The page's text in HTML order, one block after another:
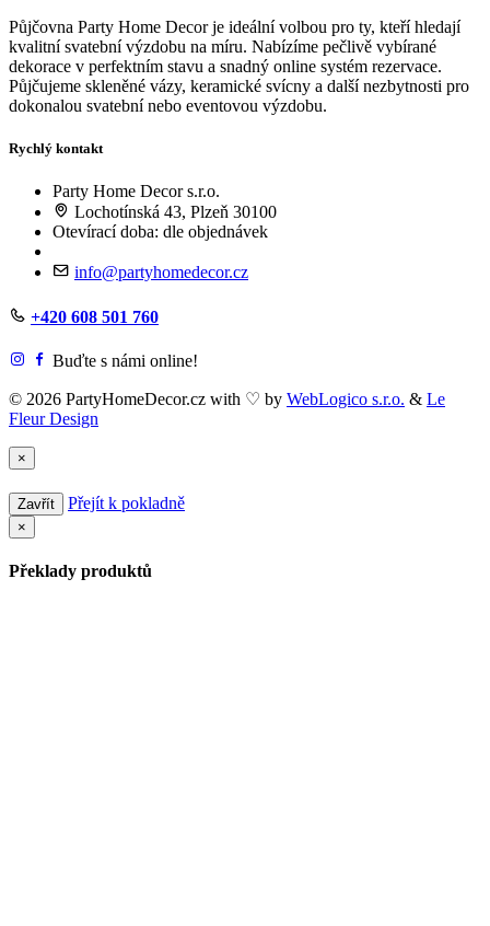
Půjčovna Party Home Decor je ideální volbou pro ty, kteří hledají
kvalitní svatební výzdobu na míru. Nabízíme pečlivě vybírané
dekorace v perfektním stavu a snadný online systém rezervace.
Půjčujeme skleněné vázy, keramické svícny a další nezbytnosti pro
dokonalou svatební nebo eventovou výzdobu.
Rychlý kontakt
Party Home Decor s.r.o.
Lochotínská 43, Plzeň 30100
Otevírací doba: dle objednávek
info@partyhomedecor.cz
+420 608 501 760
Buďte s námi online!
© 2026 PartyHomeDecor.cz with ♡ by WebLogico s.r.o. & Le
Fleur Design
×
Zavřít Přejít k pokladně
×
Překlady produktů